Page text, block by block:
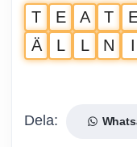
T E A T
Ä
L L N I
Dela: